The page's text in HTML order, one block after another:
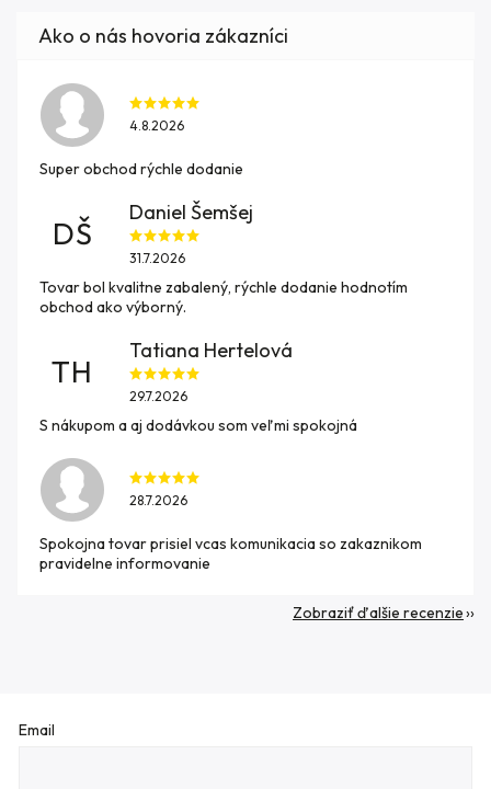
4.8.2026
Super obchod rýchle dodanie
DŠ
Daniel Šemšej
31.7.2026
Tovar bol kvalitne zabalený, rýchle dodanie hodnotím
obchod ako výborný.
TH
Tatiana Hertelová
29.7.2026
S nákupom a aj dodávkou som veľmi spokojná
28.7.2026
Spokojna tovar prisiel vcas komunikacia so zakaznikom
pravidelne informovanie
Zobraziť ďalšie recenzie
Email